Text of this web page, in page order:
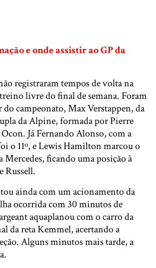
e onde assistir ao GP da
registraram tempos de volta na
livre do final de semana. Foram
do campeonato, Max Verstappen, da
da Alpine, formada por Pierre
Já Fernando Alonso, com a
o 11º, e Lewis Hamilton marcou o
Mercedes, ficando uma posição à
Russell.
ainda com um acionamento da
ocorrida com 30 minutos de
aquaplanou com o carro da
da reta Kemmel, acertando a
Alguns minutos mais tarde, a